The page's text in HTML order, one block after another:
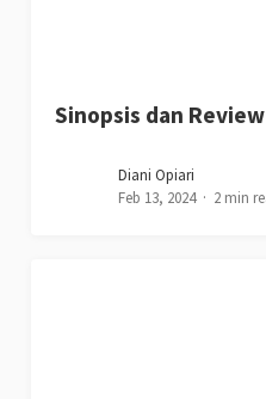
Sinopsis dan
Diani Opiari
Feb 13, 2024
2 min